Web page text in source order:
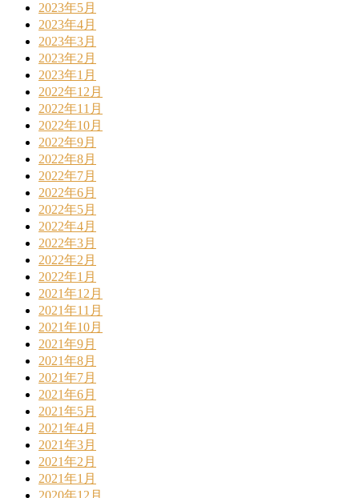
2023年5月
2023年4月
2023年3月
2023年2月
2023年1月
2022年12月
2022年11月
2022年10月
2022年9月
2022年8月
2022年7月
2022年6月
2022年5月
2022年4月
2022年3月
2022年2月
2022年1月
2021年12月
2021年11月
2021年10月
2021年9月
2021年8月
2021年7月
2021年6月
2021年5月
2021年4月
2021年3月
2021年2月
2021年1月